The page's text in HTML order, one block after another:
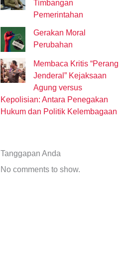
Timbangan
Pemerintahan
Gerakan Moral
Perubahan
Membaca Kritis “Perang
Jenderal” Kejaksaan
Agung versus
Kepolisian: Antara Penegakan
Hukum dan Politik Kelembagaan
Tanggapan Anda
No comments to show.